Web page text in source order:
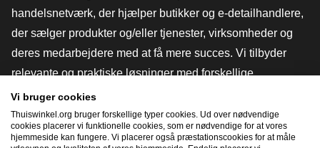
handelsnetværk, der hjælper butikker og e-detailhandlere,
der sælger produkter og/eller tjenester, virksomheder og
deres medarbejdere med at få mere succes. Vi tilbyder
relevante og praktiske løsninger med forskellige
tillidsmærker, Thuiswinkel-anmeldelser, juridiske værktøjer
og rådgivning, fortalervirksomhed, markedsundersøgelser
og har vores egen uddannelsesplatform, Thuiswinkel e-
Vi bruger cookies
Thuiswinkel.org bruger forskellige typer cookies. Ud over nødvendige
cookies placerer vi funktionelle cookies, som er nødvendige for at vores
hjemmeside kan fungere. Vi placerer også præstationscookies for at måle